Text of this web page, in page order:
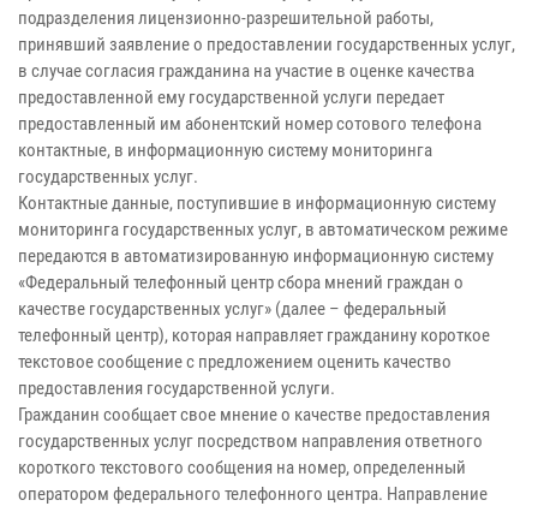
подразделения лицензионно-разрешительной работы,
принявший заявление о предоставлении государственных услуг,
в случае согласия гражданина на участие в оценке качества
предоставленной ему государственной услуги передает
предоставленный им абонентский номер сотового телефона
контактные, в информационную систему мониторинга
государственных услуг.
Контактные данные, поступившие в информационную систему
мониторинга государственных услуг, в автоматическом режиме
передаются в автоматизированную информационную систему
«Федеральный телефонный центр сбора мнений граждан о
качестве государственных услуг» (далее – федеральный
телефонный центр), которая направляет гражданину короткое
текстовое сообщение с предложением оценить качество
предоставления государственной услуги.
Гражданин сообщает свое мнение о качестве предоставления
государственных услуг посредством направления ответного
короткого текстового сообщения на номер, определенный
оператором федерального телефонного центра. Направление